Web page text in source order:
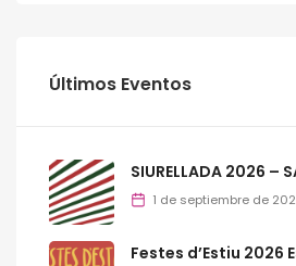
Últimos Eventos
SIURELLADA 2026 –
1 de septiembre de
Festes d’Estiu 2026